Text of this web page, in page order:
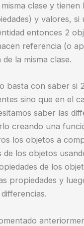
clase y tienen
y valores, si
entonces 2
referencia (o
de la misma clase.
basta con saber si
sino que en el
saber las
creando una
los objetos a
de los objetos
de los
propiedades y